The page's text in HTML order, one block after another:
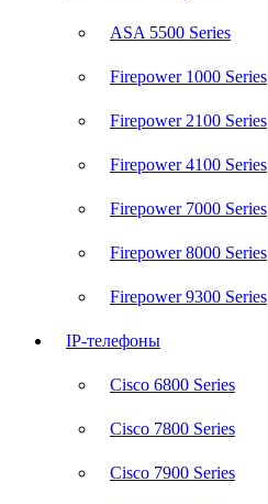
ASA 5500 Series
Firepower 1000 Series
Firepower 2100 Series
Firepower 4100 Series
Firepower 7000 Series
Firepower 8000 Series
Firepower 9300 Series
IP-телефоны
Cisco 6800 Series
Cisco 7800 Series
Cisco 7900 Series